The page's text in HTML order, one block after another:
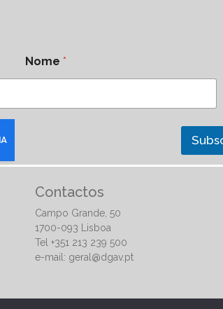
Nome *
Contactos
Campo Grande, 50
1700-093 Lisboa
Tel +351 213 239 500
e-mail: geral@dgav.pt